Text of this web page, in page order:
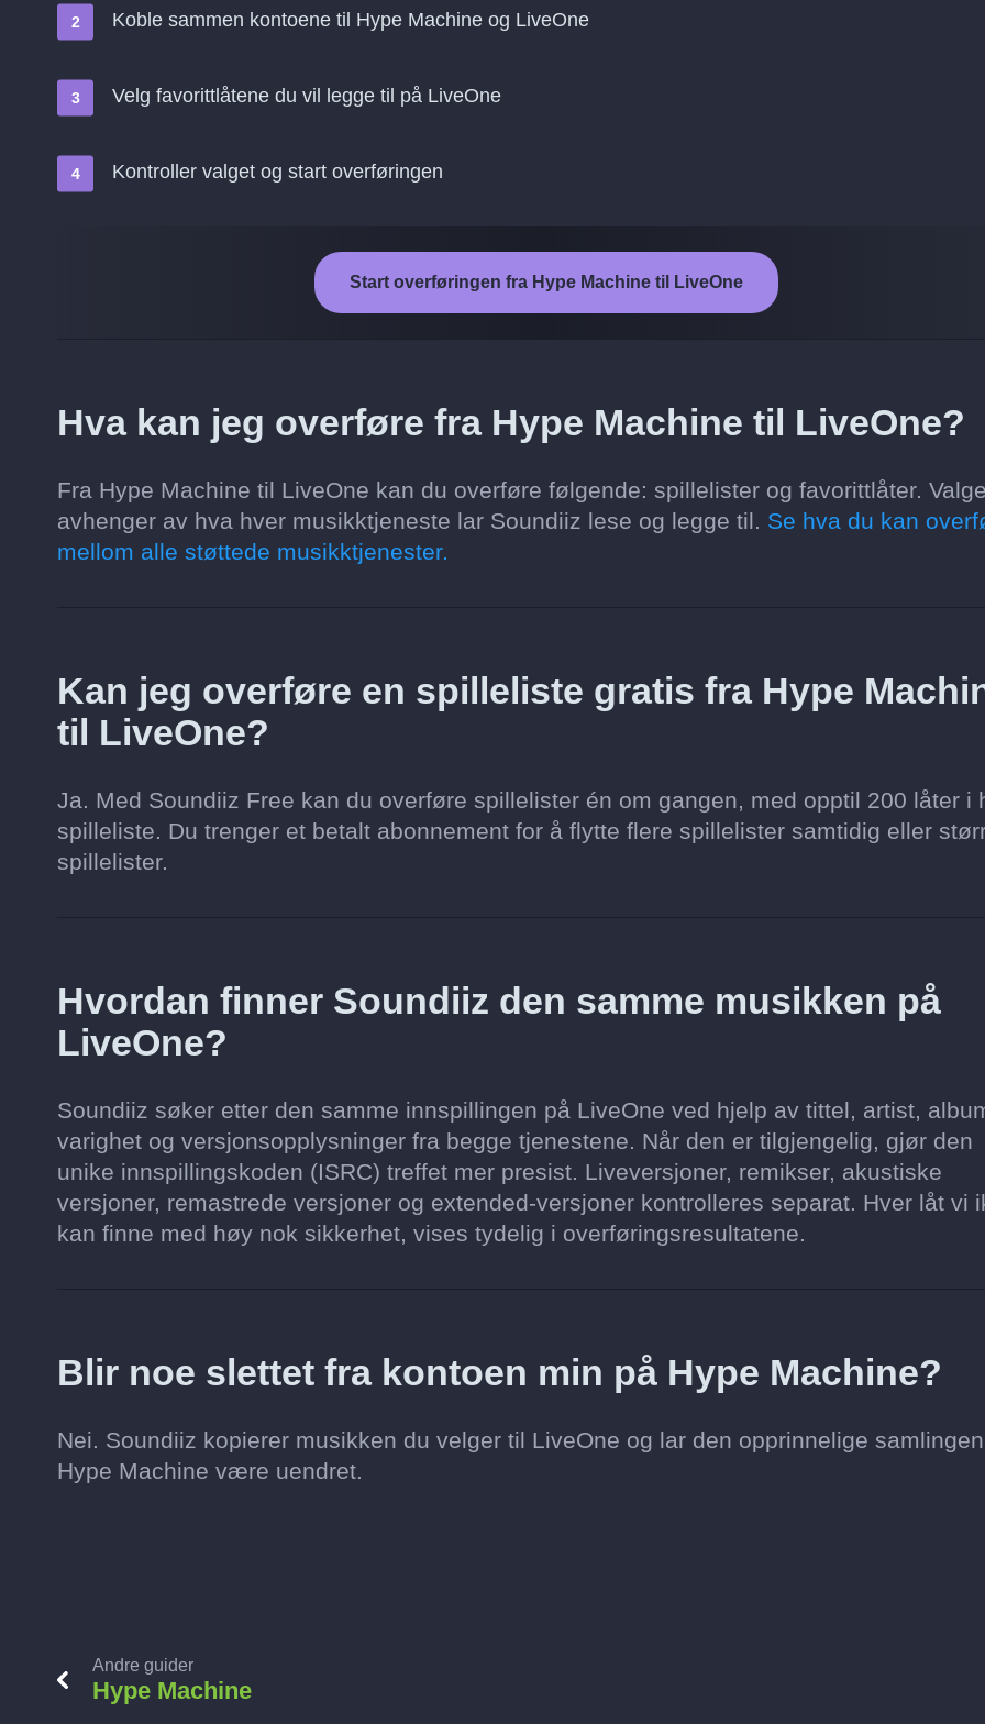
Koble sammen kontoene til Hype Machine og LiveOne
Velg favorittlåtene du vil legge til på LiveOne
Kontroller valget og start overføringen
Start overføringen fra Hype Machine til LiveOne
Hva kan jeg overføre fra Hype Machine til LiveOne?
Fra Hype Machine til LiveOne kan du overføre følgende: spillelister og favorittlåter.
avhenger av hva hver musikktjeneste lar Soundiiz lese og legge til. Se hva du kan
mellom alle støttede musikktjenester.
Kan jeg overføre en spilleliste gratis fra Hype
til LiveOne?
Ja. Med Soundiiz Free kan du overføre spillelister én om gangen, med opptil 200 låter i
spilleliste. Du trenger et betalt abonnement for å flytte flere spillelister samtidig eller
spillelister.
Hvordan finner Soundiiz den samme musikken på
LiveOne?
Soundiiz søker etter den samme innspillingen på LiveOne ved hjelp av tittel, artist,
varighet og versjonsopplysninger fra begge tjenestene. Når den er tilgjengelig, gjør den
unike innspillingskoden (ISRC) treffet mer presist. Liveversjoner, remikser, akustiske
versjoner, remastrede versjoner og extended-versjoner kontrolleres separat. Hver låt vi
kan finne med høy nok sikkerhet, vises tydelig i overføringsresultatene.
Blir noe slettet fra kontoen min på Hype Machine?
Nei. Soundiiz kopierer musikken du velger til LiveOne og lar den opprinnelige
Hype Machine være uendret.
Andre guider
Hype Machine